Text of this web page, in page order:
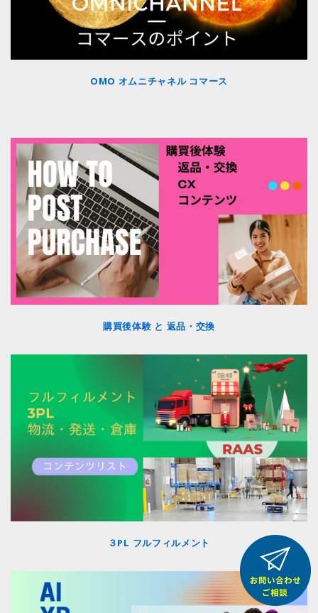
OMO オムニチャネル コマース
購買後体験 と 返品・交換
３PL フルフィルメント